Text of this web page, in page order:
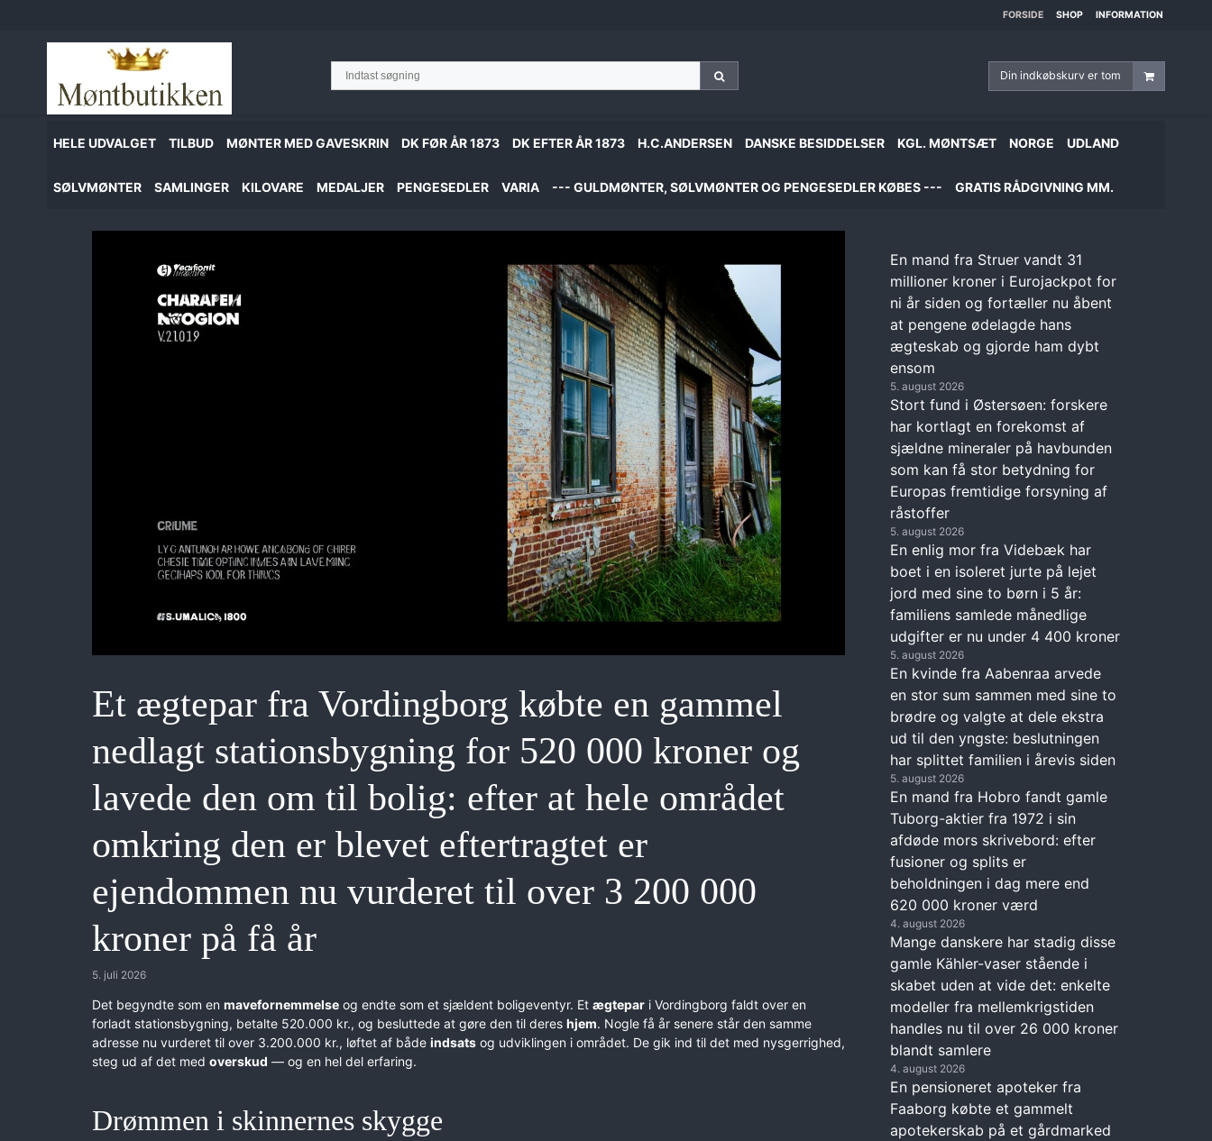
FORSIDE SHOP INFORMATION
Din indkøbskurv er tom
HELE UDVALGET TILBUD MØNTER MED GAVESKRIN DK FØR ÅR 1873 DK EFTER ÅR 1873 H.C.ANDERSEN DANSKE BESIDDELSER KGL. MØNTSÆT NORGE UDLAND
SØLVMØNTER SAMLINGER KILOVARE MEDALJER PENGESEDLER VARIA --- GULDMØNTER, SØLVMØNTER OG PENGESEDLER KØBES --- GRATIS RÅDGIVNING MM.
Et ægtepar fra Vordingborg købte en gammel
nedlagt stationsbygning for 520 000 kroner og
lavede den om til bolig: efter at hele området
omkring den er blevet eftertragtet er
ejendommen nu vurderet til over 3 200 000
kroner på få år
5. juli 2026
Det begyndte som en mavefornemmelse og endte som et sjældent boligeventyr. Et ægtepar i Vordingborg faldt over en
forladt stationsbygning, betalte 520.000 kr., og besluttede at gøre den til deres hjem. Nogle få år senere står den samme
adresse nu vurderet til over 3.200.000 kr., løftet af både indsats og udviklingen i området. De gik ind til det med nysgerrighed,
steg ud af det med overskud — og en hel del erfaring.
Drømmen i skinnernes skygge
En mand fra Struer vandt 31
millioner kroner i Eurojackpot for
ni år siden og fortæller nu åbent
at pengene ødelagde hans
ægteskab og gjorde ham dybt
ensom
5. august 2026
Stort fund i Østersøen: forskere
har kortlagt en forekomst af
sjældne mineraler på havbunden
som kan få stor betydning for
Europas fremtidige forsyning af
råstoffer
5. august 2026
En enlig mor fra Videbæk har
boet i en isoleret jurte på lejet
jord med sine to børn i 5 år:
familiens samlede månedlige
udgifter er nu under 4 400 kroner
5. august 2026
En kvinde fra Aabenraa arvede
en stor sum sammen med sine to
brødre og valgte at dele ekstra
ud til den yngste: beslutningen
har splittet familien i årevis siden
5. august 2026
En mand fra Hobro fandt gamle
Tuborg-aktier fra 1972 i sin
afdøde mors skrivebord: efter
fusioner og splits er
beholdningen i dag mere end
620 000 kroner værd
4. august 2026
Mange danskere har stadig disse
gamle Kähler-vaser stående i
skabet uden at vide det: enkelte
modeller fra mellemkrigstiden
handles nu til over 26 000 kroner
blandt samlere
4. august 2026
En pensioneret apoteker fra
Faaborg købte et gammelt
apotekerskab på et gårdmarked